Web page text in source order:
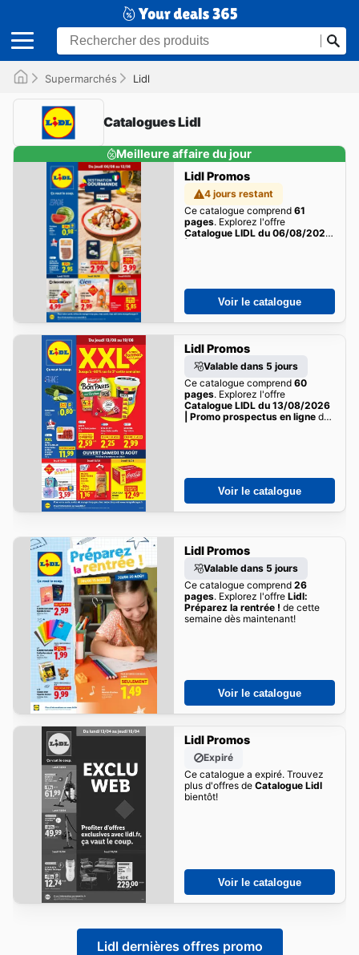
Supermarchés Lidl
Catalogues Lidl
Meilleure affaire du jour
Lidl Promos
4 jours restant
Ce catalogue comprend 61
pages. Explorez l'offre
Catalogue LIDL du 06/08/2026
Voir le catalogue
Lidl Promos
Valable dans 5 jours
Ce catalogue comprend 60
pages. Explorez l'offre
Catalogue LIDL du 13/08/2026
| Promo prospectus en lignede
Voir le catalogue
Lidl Promos
Valable dans 5 jours
Ce catalogue comprend 26
pages. Explorez l'offre Lidl:
Préparez la rentrée ! de cette
semaine dès maintenant!
Voir le catalogue
Lidl Promos
Expiré
Ce catalogue a expiré. Trouvez
plus d'offres de Catalogue Lidl
bientôt!
Voir le catalogue
Lidl dernières offres promo